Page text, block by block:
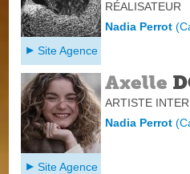
RÉALISATEUR
Nadia Perrot(
Site Agence
Axelle
ARTISTE
Nadia Perrot(
Site Agence